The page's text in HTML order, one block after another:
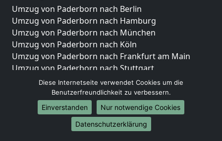
Umzug von Paderborn nach Berlin
Umzug von Paderborn nach Hamburg
Umzug von Paderborn nach München
Umzug von Paderborn nach Köln
Umzug von Paderborn nach Frankfurt am Main
Umzug von Paderborn nach Stuttgart
Umzug von Paderborn nach Düsseldorf
Umzug von Paderborn nach Leipzig
Umzug von Paderborn nach Dortmund
Umzug von Paderborn nach Essen
Umzug von Paderborn nach Bremen
Diese Internetseite verwendet Cookies um die
Benutzerfreundlichkeit zu verbessern.
Einverstanden
Nur notwendige Cookies
Datenschutzerklärung